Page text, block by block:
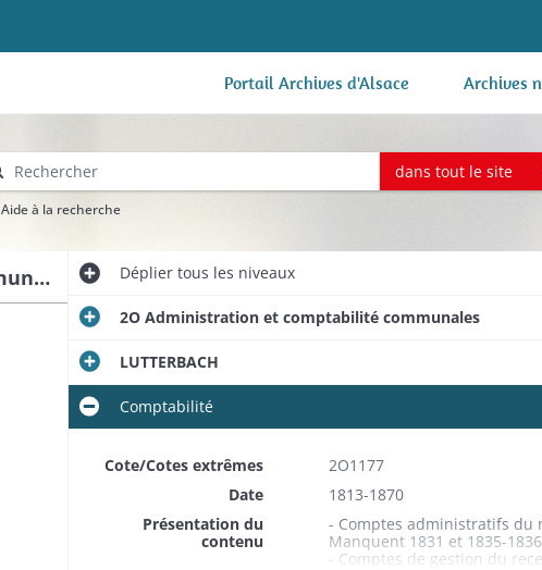
Portail Archives d'Alsace Archives
dans tout le site
Aide à la recherche
2O Administration et comptabilité communales Dépliertous les niveaux
2O Administration et comptabilité communales
LUTTERBACH
Comptabilité
Cote/Cotes extrêmes
2O1177
Date
1813-1870
Présentation du
contenu
- Comptes administratifs du
Manquent 1831 et 1835-1836
- Comptes de gestion du